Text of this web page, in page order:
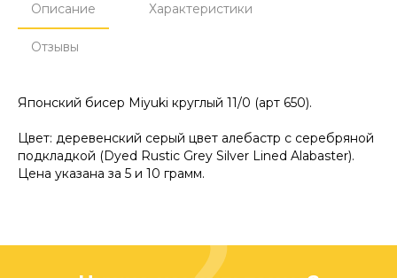
Описание Характеристики
Отзывы
Японский бисер Miyuki круглый 11/0 (арт 650).
Цвет: деревенский серый цвет алебастр с серебряной
подкладкой (Dyed Rustic Grey Silver Lined Alabaster).
Цена указана за 5 и 10 грамм.